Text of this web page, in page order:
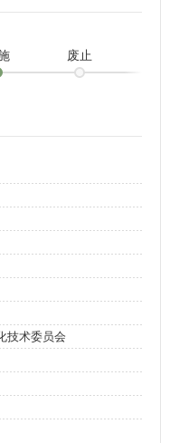
废止
技术委员会